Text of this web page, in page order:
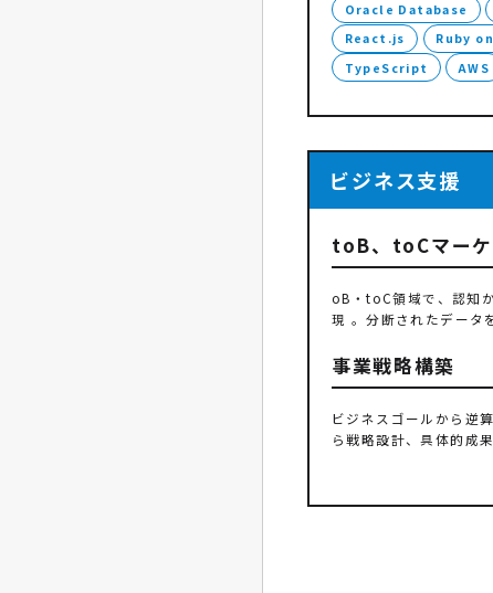
Oracle Database
React.js
Ruby
TypeScript
AWS
ビジネス支援
toB、toCマーケ
oB・toC領域で、認知
現 。分断されたデータ
事業戦略構築
ビジネスゴールから逆
ら戦略設計、具体的成